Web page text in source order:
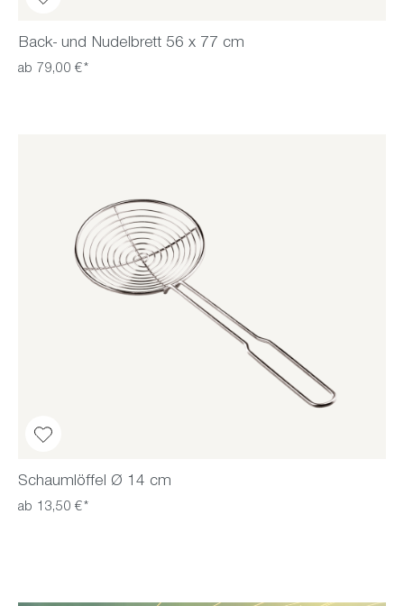
Back- und Nudelbrett 56 x 77 cm
ab 79,00 €*
Schaumlöffel Ø 14 cm
ab 13,50 €*